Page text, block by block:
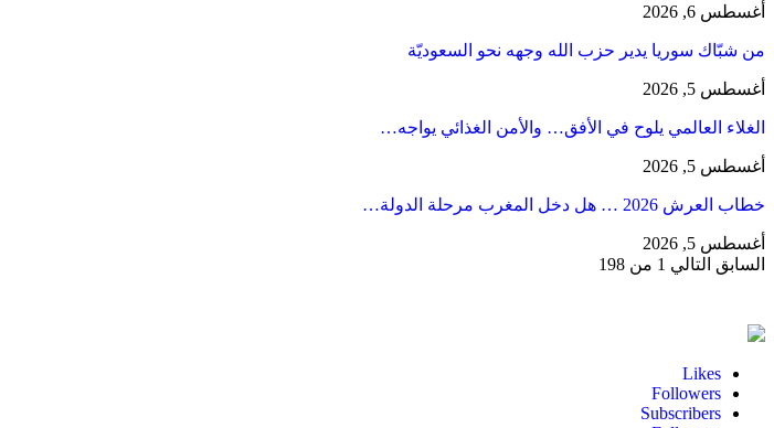
أغسطس 6, 2026
من شبّاك سوريا يدير حزب الله وجهه نحو السعوديّة
أغسطس 5, 2026
الغلاء العالمي يلوح في الأفق… والأمن الغذائي يواجه…
أغسطس 5, 2026
خطاب العرش 2026 … هل دخل المغرب مرحلة الدولة…
أغسطس 5, 2026
السابق التالي 1 من 198
Likes
Followers
Subscribers